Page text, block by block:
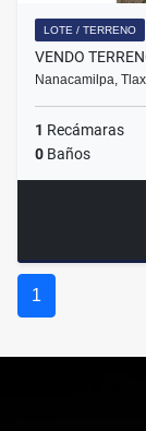
LOTE / TERRENO
VENDO
Nanacamilpa,
1 Recámaras
0 Baños
1